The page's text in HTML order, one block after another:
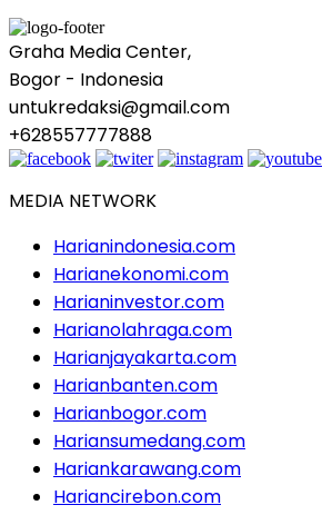
Graha Media Center,
Bogor - Indonesia
untukredaksi@gmail.com
+628557777888
MEDIA NETWORK
Harianindonesia.com
Harianekonomi.com
Harianinvestor.com
Harianolahraga.com
Harianjayakarta.com
Harianbanten.com
Harianbogor.com
Hariansumedang.com
Hariankarawang.com
Hariancirebon.com